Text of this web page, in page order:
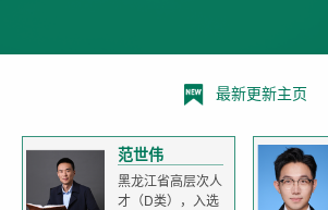
最新更新主页
范世伟
黑龙江省高层次人
才（D类），入选